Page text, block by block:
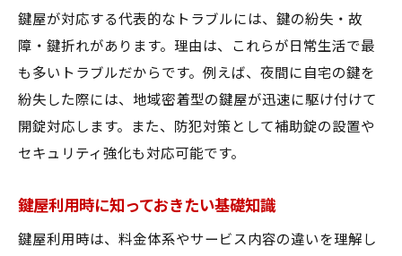
鍵屋のサービスとアフターケアの充実度
地域住民に選ばれる鍵屋の共通点とは
緊急時に頼れる鍵屋の見極めポイント
鍵屋の対応スピードとサポート体制を重視
鍵屋への連絡から現場到着までの流れ
鍵屋の24時間対応サービスの活用方法
鍵屋が対応する代表的なトラブルには、鍵の紛失・故
障・鍵折れがあります。理由は、これらが日常生活で最
も多いトラブルだからです。例えば、夜間に自宅の鍵を
紛失した際には、地域密着型の鍵屋が迅速に駆け付けて
開錠対応します。また、防犯対策として補助錠の設置や
セキュリティ強化も対応可能です。
鍵屋利用時に知っておきたい基礎知識
鍵屋利用時は、料金体系やサービス内容の違いを理解し